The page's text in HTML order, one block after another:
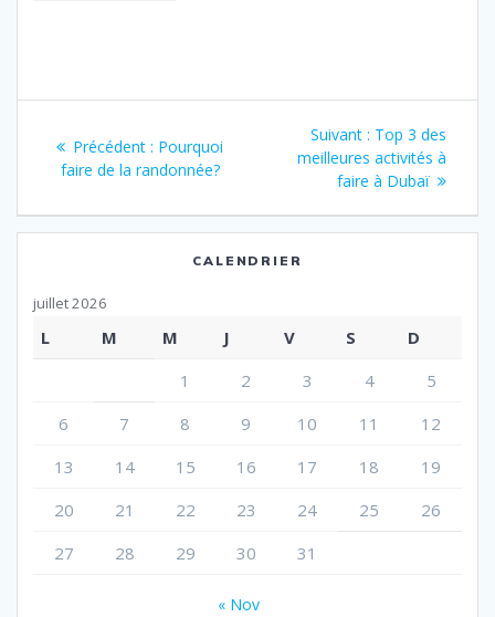
de
l’article
Précédent : Article
précédent
Pourquoi
faire de la randonnée?
Suivant : Article
suivant
:
Top 3 des
meilleures activités à
faire à Dubaï
CALENDRIER
juillet 2026
L M M J V S
D
1
2 3 4
5
6
7 8 9 10 11
12
13
14 15 16 17 18
19
20
21 22 23 24 25
26
27
28 29 30 31
« Nov